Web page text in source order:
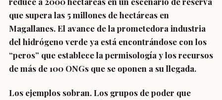
que supera las 5 millones de hectáreas en
Magallanes. El avance de la prometedora industria
del hidrógeno verde ya está encontrándose con los
“peros” que establece la permisología y los recursos
de más de 100 ONGs que se oponen a su llegada.
Los ejemplos sobran. Los grupos de poder que